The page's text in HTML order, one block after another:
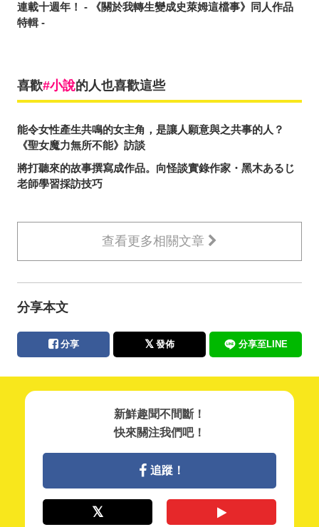
連載十週年！ - 《關於我轉生變成史萊姆這檔事》同人作品
特輯 -
喜歡 小說的人也喜歡這些
能令女性產生共鳴的女主角，是讓人願意與之共事的人？
《聖女魔力無所不能》訪談
將打聽來的故事撰寫成作品。向怪談實錄作家・黑木あるじ
老師學習採訪技巧
查看更多相關文章
分享本文
分享 發佈 分享至LINE
新鮮趣聞不間斷！
快來關注我們吧！
追蹤！